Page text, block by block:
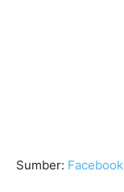
Sumber: Facebook